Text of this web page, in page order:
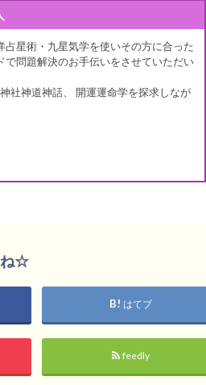
星術・九星気学を使いその方に合った
問題解決のお手伝いをさせていただい
社神道神話、 開運運命学を探求しなが
ね☆
はてブ
feedly